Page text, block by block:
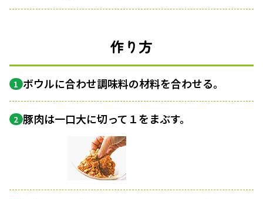
作り方
1 ボウルに合わせ調味料の材料を合わせる。
2 豚肉は一口大に切って１をまぶす。